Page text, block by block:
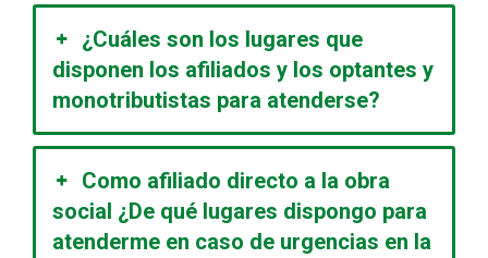
¿Cuáles son los lugares que
disponen los afiliados y los optantes y
monotributistas para atenderse?
Como afiliado directo a la obra
social ¿De qué lugares dispongo para
atenderme en caso de urgencias en la